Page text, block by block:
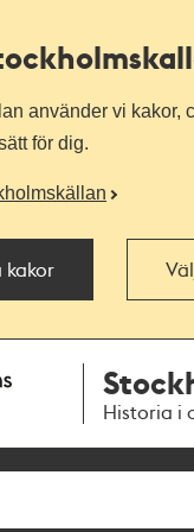
använder vi kakor,
för dig.
kakor
Historia i